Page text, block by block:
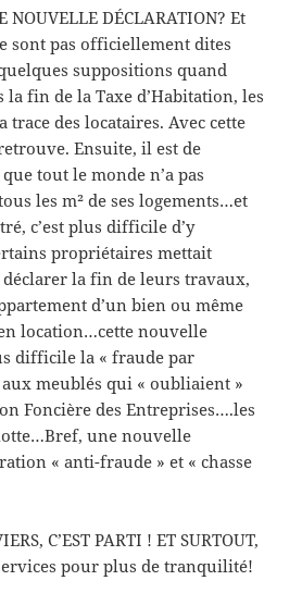
NOUVELLE DÉCLARATION? Et
sont pas officiellement dites
suppositions quand
la fin de la Taxe d’Habitation, les
trace des locataires. Avec cette
Ensuite, il est de
tout le monde n’a pas
les m² de ses logements…et
c’est plus difficile d’y
propriétaires mettait
la fin de leurs travaux,
d’un bien ou même
location…cette nouvelle
difficile la « fraude par
meublés qui « oubliaient »
Foncière des Entreprises….les
une nouvelle
« anti-fraude » et « chasse
C’EST PARTI ! ET SURTOUT,
pour plus de tranquilité!